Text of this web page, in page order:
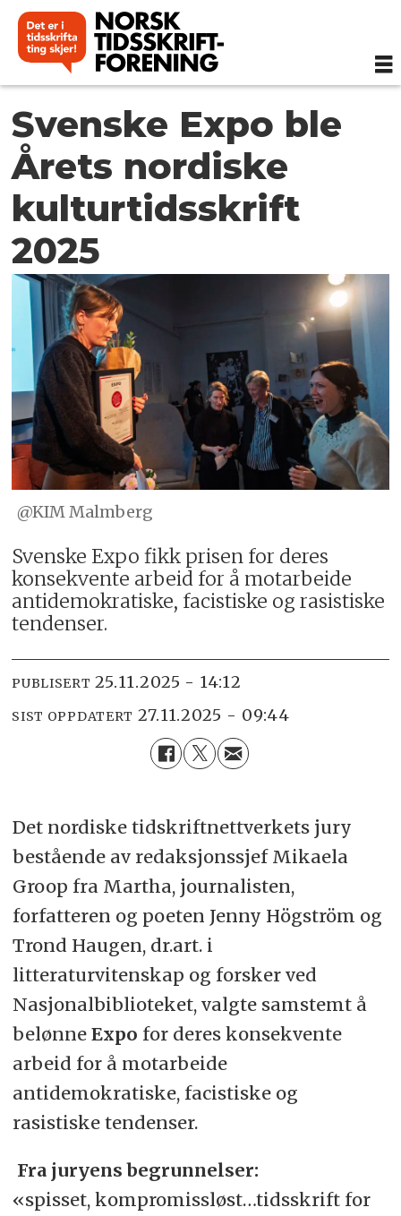
Svenske Expo ble
Årets nordiske
kulturtidsskrift
2025
@KIM Malmberg
Svenske Expo fikk prisen for deres
konsekvente arbeid for å motarbeide
antidemokratiske, facistiske og rasistiske
tendenser.
PUBLISERT 25.11.2025 - 14:12
SIST OPPDATERT 27.11.2025 - 09:44
Det nordiske tidskriftnettverkets jury
bestående av redaksjonssjef Mikaela
Groop fra Martha, journalisten,
forfatteren og poeten Jenny Högström og
Trond Haugen, dr.art. i
litteraturvitenskap og forsker ved
Nasjonalbiblioteket, valgte samstemt å
belønne Expo for deres konsekvente
arbeid for å motarbeide
antidemokratiske, facistiske og
rasistiske tendenser.
Fra juryens begrunnelser:
«spisset, kompromissløst…tidsskrift for